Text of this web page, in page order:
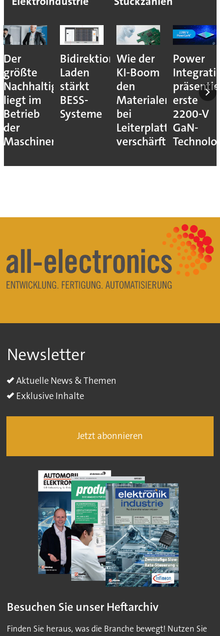
Der
größte
Nachhaltigkeitshebel
liegt im
Betrieb
der
Maschinen
Bidirektionales
Laden
stärkt
BESS-
Systeme
Wie der
KI-Boom
den
Materialengpass
bei
Leiterplatten
verschärft
Power
erste
2200-V
GaN-
Newsletter
Aktuelle News & Themen
Exklusive Inhalte
Jetzt abonnieren
Besuchen Sie unser Heftarchiv
Finden Sie heraus, was die Branche bewegt! Nutzen Sie